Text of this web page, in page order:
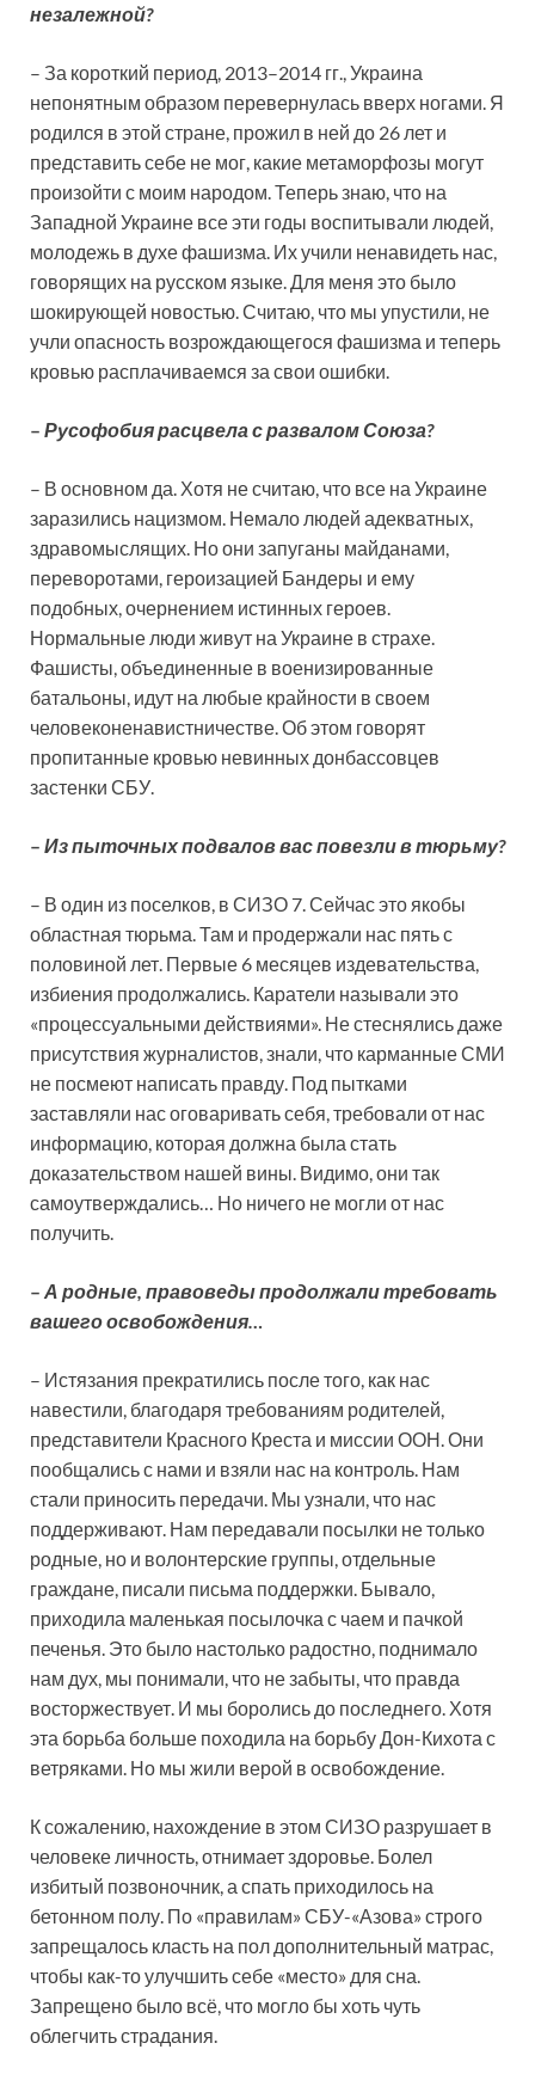
незалежной?
– За короткий период, 2013–2014 гг., Украина
непонятным образом перевернулась вверх ногами. Я
родился в этой стране, прожил в ней до 26 лет и
представить себе не мог, какие метаморфозы могут
произойти с моим народом. Теперь знаю, что на
Западной Украине все эти годы воспитывали людей,
молодежь в духе фашизма. Их учили ненавидеть нас,
говорящих на русском языке. Для меня это было
шокирующей новостью. Считаю, что мы упустили, не
учли опасность возрождающегося фашизма и теперь
кровью расплачиваемся за свои ошибки.
– Русофобия расцвела с развалом Союза?
– В основном да. Хотя не считаю, что все на Украине
заразились нацизмом. Немало людей адекватных,
здравомыслящих. Но они запуганы майданами,
переворотами, героизацией Бандеры и ему
подобных, очернением истинных героев.
Нормальные люди живут на Украине в страхе.
Фашисты, объединенные в военизированные
батальоны, идут на любые крайности в своем
человеконенавистничестве. Об этом говорят
пропитанные кровью невинных донбассовцев
застенки СБУ.
– Из пыточных подвалов вас повезли в тюрьму?
– В один из поселков, в СИЗО 7. Сейчас это якобы
областная тюрьма. Там и продержали нас пять с
половиной лет. Первые 6 месяцев издевательства,
избиения продолжались. Каратели называли это
«процессуальными действиями». Не стеснялись даже
присутствия журналистов, знали, что карманные СМИ
не посмеют написать правду. Под пытками
заставляли нас оговаривать себя, требовали от нас
информацию, которая должна была стать
доказательством нашей вины. Видимо, они так
самоутверждались… Но ничего не могли от нас
получить.
– А родные, правоведы продолжали требовать
вашего освобождения…
– Истязания прекратились после того, как нас
навестили, благодаря требованиям родителей,
представители Красного Креста и миссии ООН. Они
пообщались с нами и взяли нас на контроль. Нам
стали приносить передачи. Мы узнали, что нас
поддерживают. Нам передавали посылки не только
родные, но и волонтерские группы, отдельные
граждане, писали письма поддержки. Бывало,
приходила маленькая посылочка с чаем и пачкой
печенья. Это было настолько радостно, поднимало
нам дух, мы понимали, что не забыты, что правда
восторжествует. И мы боролись до последнего. Хотя
эта борьба больше походила на борьбу Дон-Кихота с
ветряками. Но мы жили верой в освобождение.
К сожалению, нахождение в этом СИЗО разрушает в
человеке личность, отнимает здоровье. Болел
избитый позвоночник, а спать приходилось на
бетонном полу. По «правилам» СБУ-«Азова» строго
запрещалось класть на пол дополнительный матрас,
чтобы как-то улучшить себе «место» для сна.
Запрещено было всё, что могло бы хоть чуть
облегчить страдания.